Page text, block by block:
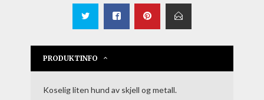
PRODUKTINFO
Koselig liten hund av skjell og metall.